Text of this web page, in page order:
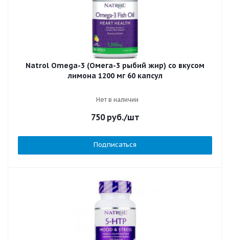
Natrol Omega-3 (Омега-3 рыбий жир) со вкусом
лимона 1200 мг 60 капсул
Нет в наличии
750руб./шт
Подписаться